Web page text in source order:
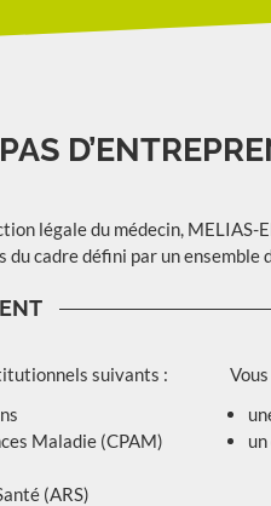
légale du médecin, MELIAS-
cadre défini par un ensemble
suivants :
Maladie (CPAM)
(ARS)